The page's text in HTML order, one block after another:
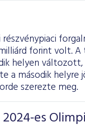
forint volt.
helyen
a második
szerezte meg.
es